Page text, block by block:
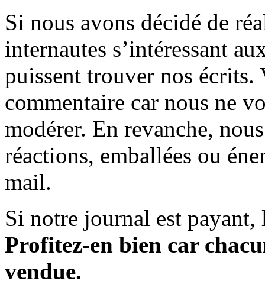
Si nous avons décidé de
internautes s’intéressant
puissent trouver nos écrits.
commentaire car nous ne
modérer. En revanche,
réactions, emballées ou
mail.
Si notre journal est payant,
Profitez-en bien car
vendue.